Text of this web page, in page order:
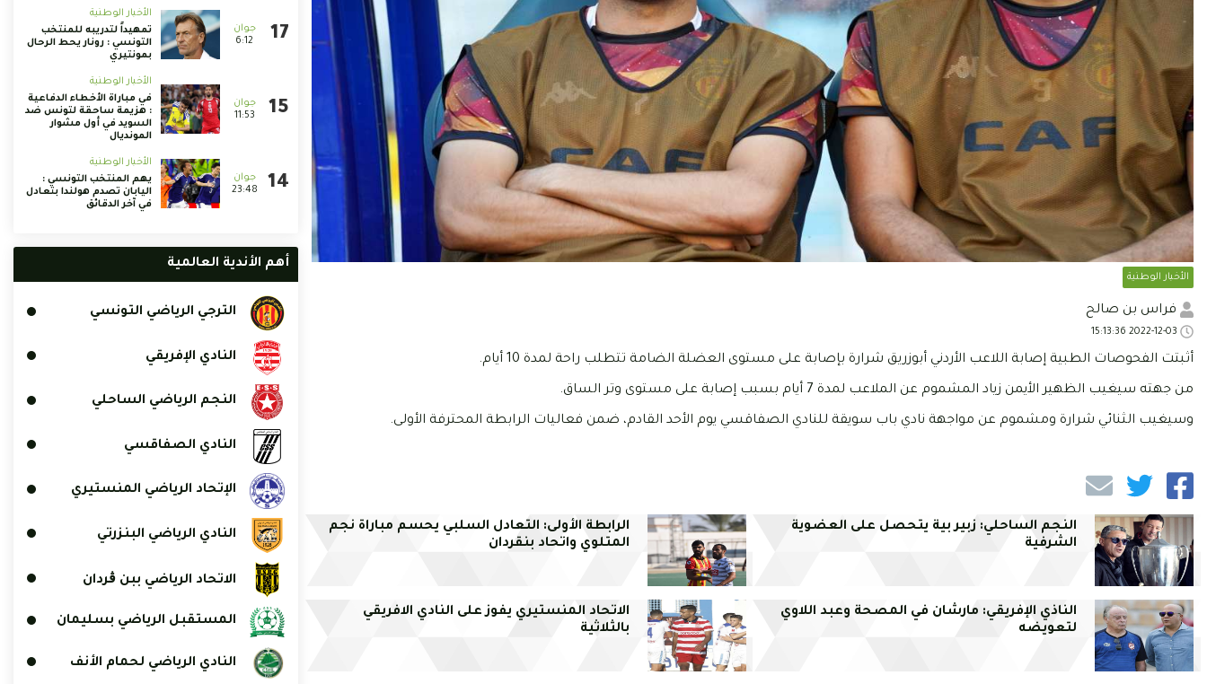
الأخبار الوطنية
فراس بن صالح
أثبتت الفحوصات الطبية إصابة اللاعب الأردني أبوزريق شرارة بإصابة على مستوى العضلة الضامة تتطلب راحة لمدة 10 أيام.
من جهته سيغيب الظهير الأيمن زياد المشموم عن الملاعب لمدة 7 أيام بسبب إصابة على مستوى وتر الساق.
وسيغيب الثنائي شرارة ومشموم عن مواجهة نادي باب سويقة للنادي الصفاقسي يوم الأحد القادم، ضمن فعاليات الرابطة المحترفة الأولى.
النجم الساحلي: زبير بية يتحصل على العضوية
الشرفية
الرابطة الأولى: التعادل السلبي يحسم مباراة نجم
المتلوي واتحاد بنقردان
الناذي الإفريقي: مارشان في المصحة وعبد اللاوي
لتعويضه
الاتحاد المنستيري يفوز على النادي الافريقي
بالثلاثية
6:12
الأخبار الوطنية
تمهيداً لتدريبه للمنتخب
التونسي : رونار يحط الرحال
بمونتيري
11:53
الأخبار الوطنية
في مباراة الأخطاء الدفاعية
: هزيمة ساحقة لتونس ضد
السويد في أول مشوار
المونديال
23:48
الأخبار الوطنية
يهم المنتخب التونسي :
اليابان تصدم هولندا بتعادل
في آخر الدقائق
أهم الأندية العالمية
الترجي الرياضي التونسي
النادي الإفريقي
النجم الرياضي الساحلي
النادي الصفاقسي
الإتحاد الرياضي المنستيري
النادي الرياضي البنزرتي
الاتحاد الرياضي ببن ڨردان
المستقبل الرياضي بسليمان
النادي الرياضي لحمام الأنف